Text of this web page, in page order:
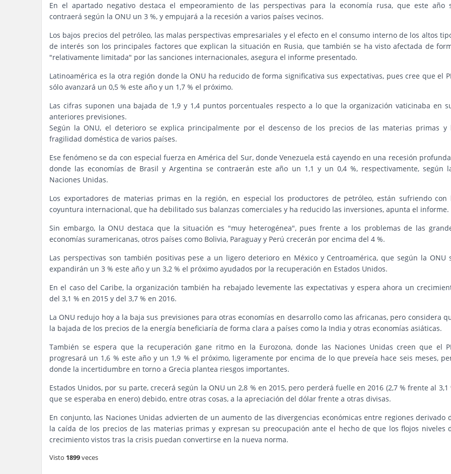
En el apartado negativo destaca el empeoramiento de las perspectivas para la economía rusa, que este año
contraerá según la ONU un 3 %, y empujará a la recesión a varios países vecinos.
Los bajos precios del petróleo, las malas perspectivas empresariales y el efecto en el consumo interno de los altos
de interés son los principales factores que explican la situación en Rusia, que también se ha visto afectada de
"relativamente limitada" por las sanciones internacionales, asegura el informe presentado.
Latinoamérica es la otra región donde la ONU ha reducido de forma significativa sus expectativas, pues cree que el
sólo avanzará un 0,5 % este año y un 1,7 % el próximo.
Las cifras suponen una bajada de 1,9 y 1,4 puntos porcentuales respecto a lo que la organización vaticinaba en
anteriores previsiones.
Según la ONU, el deterioro se explica principalmente por el descenso de los precios de las materias primas y
fragilidad doméstica de varios países.
Ese fenómeno se da con especial fuerza en América del Sur, donde Venezuela está cayendo en una recesión
donde las economías de Brasil y Argentina se contraerán este año un 1,1 y un 0,4 %, respectivamente, según
Naciones Unidas.
Los exportadores de materias primas en la región, en especial los productores de petróleo, están sufriendo con
coyuntura internacional, que ha debilitado sus balanzas comerciales y ha reducido las inversiones, apunta el informe.
Sin embargo, la ONU destaca que la situación es "muy heterogénea", pues frente a los problemas de las
economías suramericanas, otros países como Bolivia, Paraguay y Perú crecerán por encima del 4 %.
Las perspectivas son también positivas pese a un ligero deterioro en México y Centroamérica, que según la ONU
expandirán un 3 % este año y un 3,2 % el próximo ayudados por la recuperación en Estados Unidos.
En el caso del Caribe, la organización también ha rebajado levemente las expectativas y espera ahora un
del 3,1 % en 2015 y del 3,7 % en 2016.
La ONU redujo hoy a la baja sus previsiones para otras economías en desarrollo como las africanas, pero considera
la bajada de los precios de la energía beneficiaría de forma clara a países como la India y otras economías asiáticas.
También se espera que la recuperación gane ritmo en la Eurozona, donde las Naciones Unidas creen que el
progresará un 1,6 % este año y un 1,9 % el próximo, ligeramente por encima de lo que preveía hace seis meses,
donde la incertidumbre en torno a Grecia plantea riesgos importantes.
Estados Unidos, por su parte, crecerá según la ONU un 2,8 % en 2015, pero perderá fuelle en 2016 (2,7 % frente al 3,1
que se esperaba en enero) debido, entre otras cosas, a la apreciación del dólar frente a otras divisas.
En conjunto, las Naciones Unidas advierten de un aumento de las divergencias económicas entre regiones derivado
la caída de los precios de las materias primas y expresan su preocupación ante el hecho de que los flojos niveles
crecimiento vistos tras la crisis puedan convertirse en la nueva norma.
Visto 1899veces